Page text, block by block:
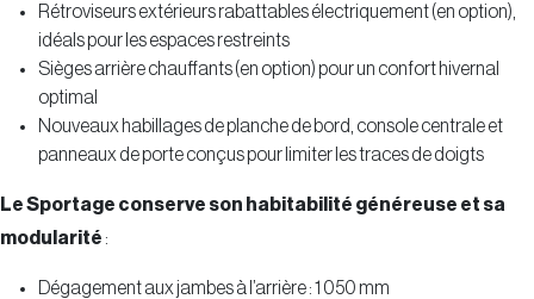
Rétroviseurs extérieurs rabattables électriquement (en option),
idéals pour les espaces restreints
Sièges arrière chauffants (en option) pour un confort hivernal
optimal
Nouveaux habillages de planche de bord, console centrale et
panneaux de porte conçus pour limiter les traces de doigts
Le Sportage conserve son habitabilité généreuse et sa
modularité :
Dégagement aux jambes à l’arrière : 1 050 mm